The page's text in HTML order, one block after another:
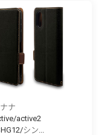
ナ
active2
シン...